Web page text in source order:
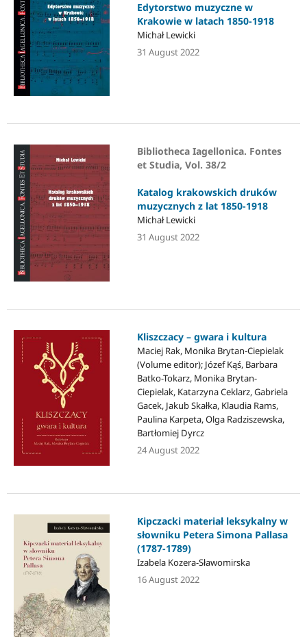
Edytorstwo muzyczne w
Krakowie w latach 1850-1918
Michał Lewicki
31 August 2022
Bibliotheca Iagellonica. Fontes
et Studia, Vol. 38/2
Katalog krakowskich druków
muzycznych z lat 1850-1918
Michał Lewicki
31 August 2022
Kliszczacy – gwara i kultura
Maciej Rak, Monika Brytan-Ciepielak
(Volume editor); Józef Kąś, Barbara
Batko-Tokarz, Monika Brytan-
Ciepielak, Katarzyna Ceklarz, Gabriela
Gacek, Jakub Skałka, Klaudia Rams,
Paulina Karpeta, Olga Radziszewska,
Bartłomiej Dyrcz
24 August 2022
Kipczacki materiał leksykalny w
słowniku Petera Simona Pallasa
(1787-1789)
Izabela Kozera-Sławomirska
16 August 2022